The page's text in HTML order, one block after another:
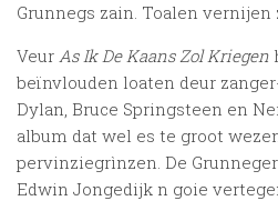
Grunnegs zain. Toalen vernijen
Veur As Ik De Kaans Zol Kriegen
beïnvlouden loaten deur
Dylan, Bruce Springsteen en
album dat wel es te groot
pervinziegrìnzen. De
Edwin Jongedijk n goie